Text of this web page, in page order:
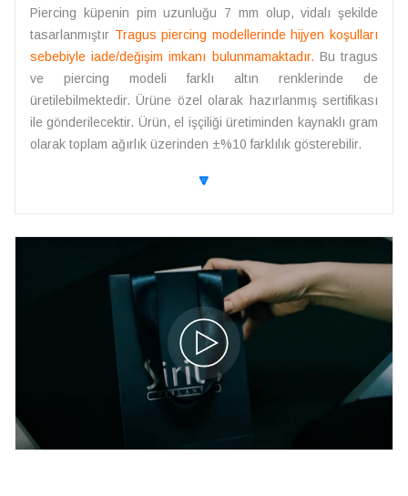
Piercing küpenin pim uzunluğu 7 mm olup, vidalı şekilde
tasarlanmıştır Tragus piercing modellerinde hijyen koşulları
sebebiyle iade/değişim imkanı bulunmamaktadır. Bu tragus
ve piercing modeli farklı altın renklerinde de
üretilebilmektedir. Ürüne özel olarak hazırlanmış sertifikası
ile gönderilecektir. Ürün, el işçiliği üretiminden kaynaklı gram
olarak toplam ağırlık üzerinden ±%10 farklılık gösterebilir.
🔽